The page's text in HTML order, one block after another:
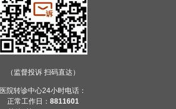
（监督投诉 扫码直达）
医院转诊中心24小时电话：
正常工作日： 8811601